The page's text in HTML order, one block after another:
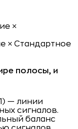
×
× Стандартное
полосы, и
— линии
сигналов.
баланс